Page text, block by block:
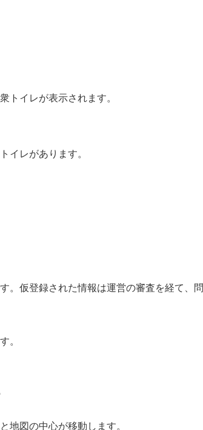
トイレが表示されます。
イレがあります。
。仮登録された情報は運営の審査を経て、問
。
地図の中心が移動します。